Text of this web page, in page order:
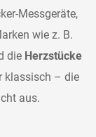
Messgeräte,
wie z. B.
die Herzstücke
klassisch – die
aus.